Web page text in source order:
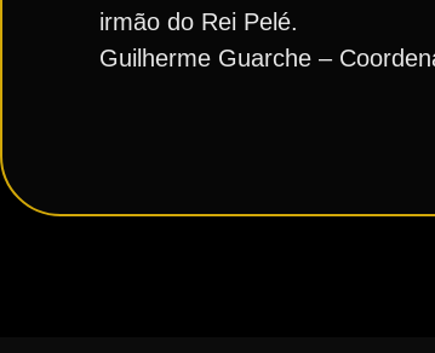
irmão do Rei Pelé.
Guilherme Guarche –